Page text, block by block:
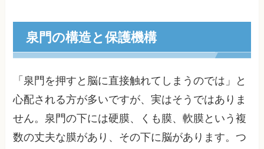
泉門の構造と保護機構
「泉門を押すと脳に直接触れてしまうのでは」と
心配される方が多いですが、実はそうではありま
せん。泉門の下には硬膜、くも膜、軟膜という複
数の丈夫な膜があり、その下に脳があります。つ